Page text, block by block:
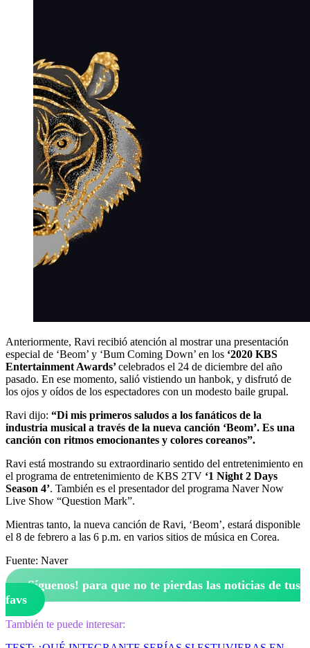
Anteriormente, Ravi recibió atención al mostrar una presentación
especial de ‘Beom’ y ‘Bum Coming Down’ en los ‘2020 KBS
Entertainment Awards’celebrados el 24 de diciembre del año
pasado. En ese momento, salió vistiendo un hanbok, y disfrutó de
los ojos y oídos de los espectadores con un modesto baile grupal.
Ravi dijo: “Di mis primeros saludos a los fanáticos de la
industria musical a través de la nueva canción ‘Beom’. Es una
canción con ritmos emocionantes y colores coreanos”.
Ravi está mostrando su extraordinario sentido del entretenimiento en
el programa de entretenimiento de KBS 2TV ‘1 Night 2 Days
Season 4’. También es el presentador del programa Naver Now
Live Show “Question Mark”.
Mientras tanto, la nueva canción de Ravi, ‘Beom’, estará disponible
el 8 de febrero a las 6 p.m. en varios sitios de música en Corea.
Fuente: Naver
¡Síguenos! para que no te pierdas las noticias de tus
favs
También te puede interesar: